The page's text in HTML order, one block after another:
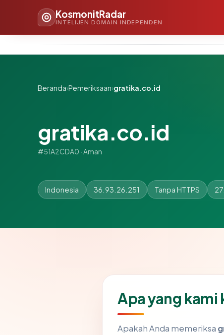
KosmonitRadar
INTELIJEN DOMAIN INDEPENDEN
Beranda›Pemeriksaan›gratika.co.id
gratika.co.id
#51A2CDA0 · Aman
Indonesia 36.93.26.251 Tanpa HTTPS
Apa yang
Apakah Anda memeriksa